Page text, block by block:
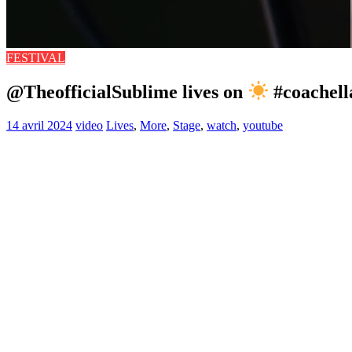
FESTIVAL
@TheofficialSublime lives on
14 avril 2024 video Lives, More, Stage, watch, youtube